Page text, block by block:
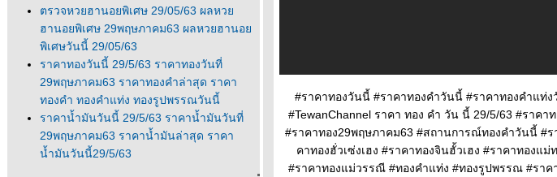
ตรวจหวยฮานอยพิเศษ 29/05/63 ผลหว
ฮานอยพิเศษ 29พฤษภาคม63 ผลหวยฮานอ
พิเศษวันนี้ 29/05/63
ราคาทองวันนี้ 29/5/63 ราคาทองวันที่
29พฤษภาคม63 ราคาทองคำล่าสุด ราคา
ทองคำ ทองคำแท่ง ทองรูปพรรณวันนี้
ราคาน้ำมันวันนี้ 29/5/63 ราคาน้ำมันวันที่
29พฤษภาคม63 ราคาน้ำมันล่าสุด ราคา
น้ำมันวันนี้29/5/63
#ราคาทองวันนี้ #ราคาทองคำวันนี้ #ราคาทองคำแท่
#TewanChannel ราคา ทอง คํา วัน นี้ 29/5/63 #ราค
#ราคาทอง29พฤษภาคม63 #สถานการณ์ทองคำวันนี้ #
คาทองฮั่วเซ่งเฮง #ราคาทองจินฮั้วเฮง #ราคาทองแ
#ราคาทองแม่วรรณี #ทองคำแท่ง #ทองรูปพรรณ #รา